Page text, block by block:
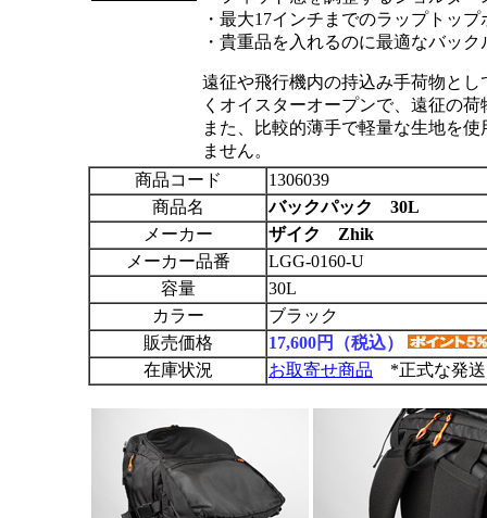
・最大17インチまでのラップトップ
・貴重品を入れるのに最適なバッ
遠征や飛行機内の持込み手荷物と
くオイスターオープンで、遠征の
また、比較的薄手で軽量な生地を
ません。
商品コード
1306039
商品名
バックパック 30L
メーカー
ザイク Zhik
メーカー品番
LGG-0160-U
容量
30L
カラー
ブラック
販売価格
17,600円（税込）
在庫状況
お取寄せ商品 *正式な発送